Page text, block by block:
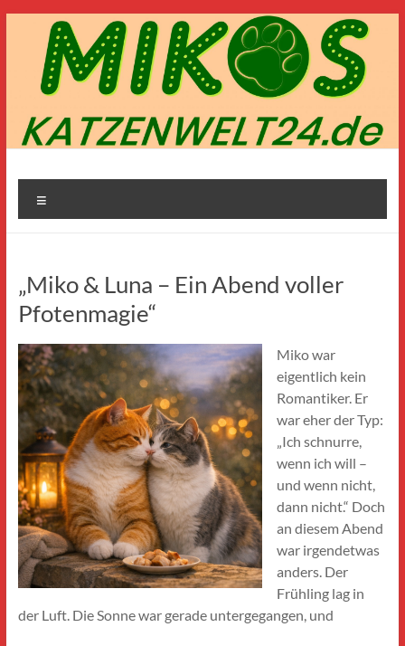
springen
Mikos-
Katzenwelt24.de
„Miko & Luna – Ein Abend voller
Pfotenmagie“
Miko war
eigentlich kein
Romantiker. Er
war eher der Typ:
„Ich schnurre,
wenn ich will –
und wenn nicht,
dann nicht.“ Doch
an diesem Abend
war irgendetwas
anders. Der
Frühling lag in
der Luft. Die Sonne war gerade untergegangen, und